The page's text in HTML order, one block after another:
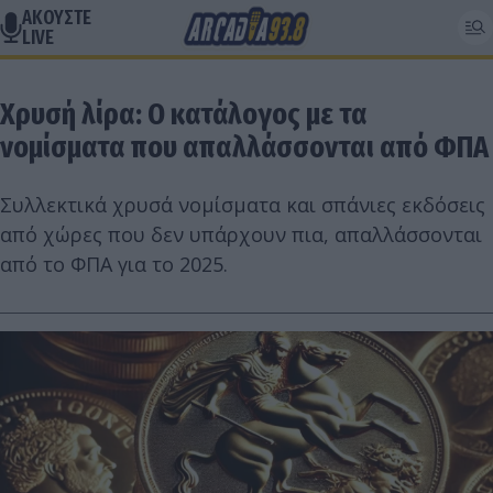
ΑΚΟΥΣΤΕ
LIVE
Χρυσή λίρα: Ο κατάλογος με τα
νομίσματα που απαλλάσσονται από ΦΠΑ
Συλλεκτικά χρυσά νομίσματα και σπάνιες εκδόσεις
από χώρες που δεν υπάρχουν πια, απαλλάσσονται
από το ΦΠΑ για το 2025.